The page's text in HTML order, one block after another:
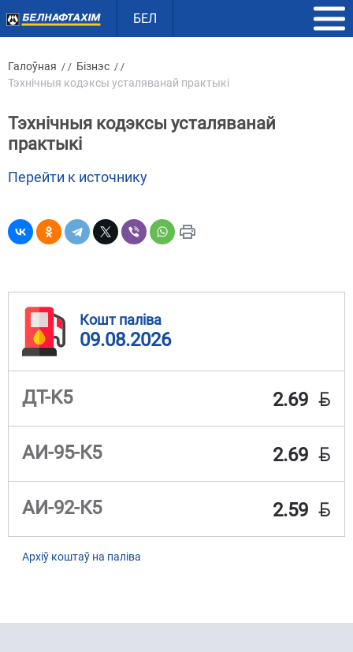
БЕЛ
Галоўная / / Бізнэс / /
Тэхнічныя кодэксы усталяванай практыкі
Тэхнічныя кодэксы усталяванай
практыкі
Перейти к источнику
Кошт паліва
09.08.2026
ДТ-K5 2.69 BYN
АИ-95-К5 2.69 BYN
АИ-92-К5 2.59 BYN
Архіў коштаў на паліва